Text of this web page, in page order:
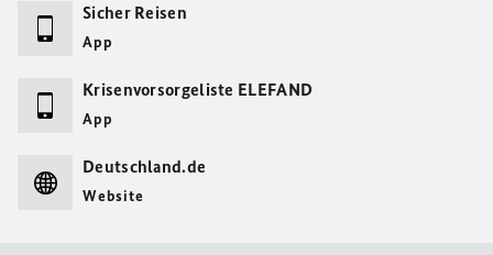
Sicher Reisen
App
Krisenvorsorgeliste ELEFAND
App
Deutschland.de
Website